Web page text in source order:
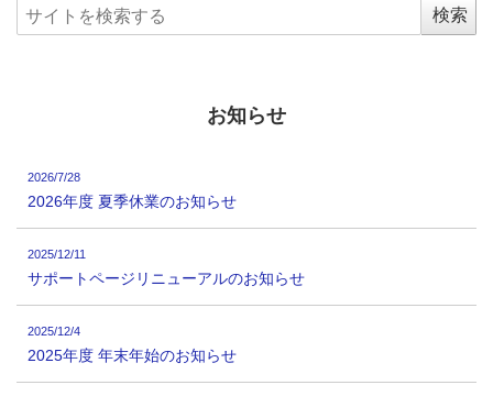
お知らせ
2026/7/28
2026年度 夏季休業のお知らせ
2025/12/11
サポートページリニューアルのお知らせ
2025/12/4
2025年度 年末年始のお知らせ